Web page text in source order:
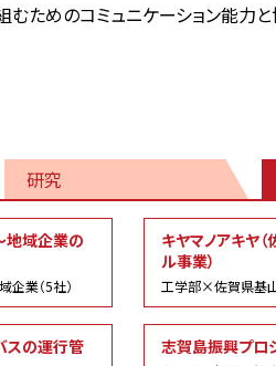
ためのコミュニケーション能力
研究
地域企業の
業（5社）
キヤマノアキヤ
ル事業）
工学部×佐賀県基
スの運行管
志賀島振興プロ